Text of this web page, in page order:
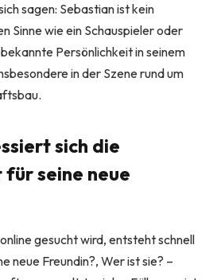
sagen: Sebastian ist kein
Sinne wie ein Schauspieler oder
Persönlichkeit in seinem
in der Szene rund um
sich die
seine neue
gesucht wird, entsteht schnell
neue Freundin?, Wer ist sie? –